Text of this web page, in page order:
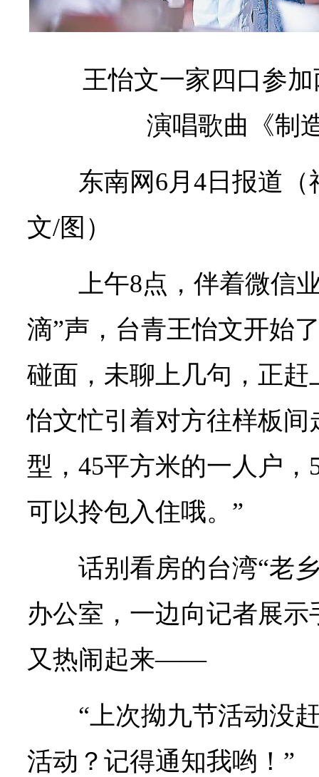
王怡文一家四口参
演唱歌曲《制
东南网6月4日报道（
文/图 ）
上午8点，伴着微信
滴”声，台青王怡文开始
碰面，未聊上几句，正
怡文忙引着对方往样板间
型，45平方米的一人户，
可以拎包入住哦。”
话别看房的台湾“老
办公室，一边向记者展
又热闹起来——
“上次拗九节活动没
活动？记得通知我哟！”